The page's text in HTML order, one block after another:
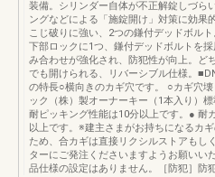
装備。シリンダー自体が不正解錠しづら
ングなどによる「施錠開け」対策に効果
こじ破りに強い、2つの鎌付デッドボルト
下部ロックに1つ、鎌付デッドボルトを
み合わせが強化され、防犯性が向上。ど
でも開けられる、リバーシブル仕様。
の特長○横向きのカギ穴です。 ○カギ穴
ック（株）製オーナーキー（1本入り）
耐ピッキング性能は10分以上です。● 耐
以上です。※建主さまがお持ちになるカ
ため、合カギは直接リクシルストアもし
ターにご発注くださいますようお願いい
品仕様の設定はありません。［防犯］防